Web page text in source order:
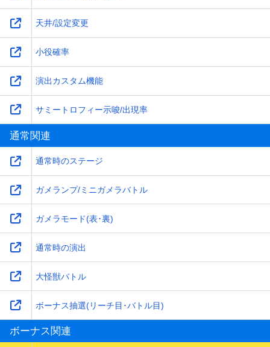
天井/設定変更
小役確率
演出カスタム機能
サミートロフィー示唆/出現率
通常関連
通常時のステージ
ガメランプ/ミニガメラバトル
ガメラモード(表･裏)
通常時の演出
大怪獣バトル
ボーナス抽選(リーチ目･バトル目)
ボーナス関連